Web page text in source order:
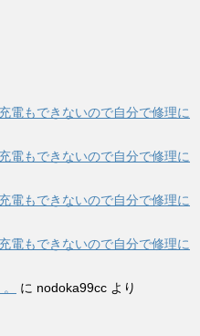
電もできないので自分で修理に
電もできないので自分で修理に
電もできないので自分で修理に
電もできないので自分で修理に
に nodoka99cc より